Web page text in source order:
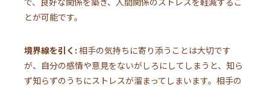
とが可能です。
境界線を引く: 相手の気持ちに寄り添うことは大切です
が、自分の感情や意見をないがしろにしてしまうと、知ら
ず知らずのうちにストレスが溜まってしまいます。相手の